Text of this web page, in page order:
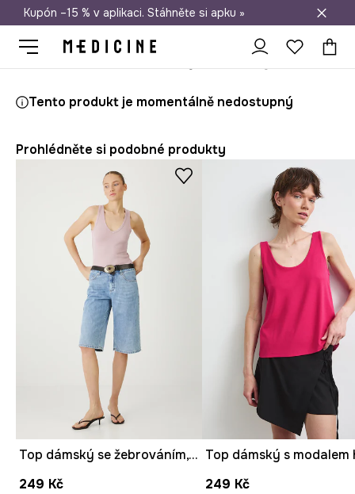
Doprava zdarma při nákupu nad 1 200 Kč
Kupón –15 % v aplikaci. Stáhněte si apku »
Tento produkt je momentálně nedostupný
Prohlédněte si podobné produkty
Top dámský se žebrováním, z modalu růžová barva
249 Kč
249 Kč